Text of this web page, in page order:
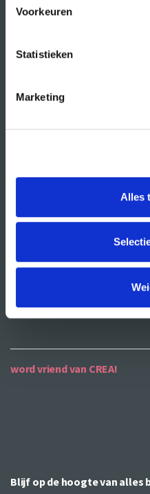
Voorkeuren
Statistieken
Marketing
Alles
studentenkantoren
CREA café
organisatie
contactgegevens
bereikbaarheid
word vriend van CREA!
Blijf op de hoogte van alles